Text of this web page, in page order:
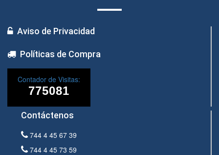
Aviso de Privacidad
Políticas de Compra
Contador de Visitas:
Contáctenos
744 4 45 67 39
744 4 45 73 59